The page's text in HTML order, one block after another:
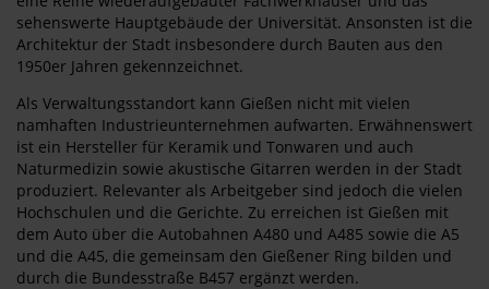
sehenswerte Hauptgebäude der Universität. Ansonsten ist die
Architektur der Stadt insbesondere durch Bauten aus den
1950er Jahren gekennzeichnet.
Als Verwaltungsstandort kann Gießen nicht mit vielen
namhaften Industrieunternehmen aufwarten. Erwähnenswert
ist ein Hersteller für Keramik und Tonwaren und auch
Naturmedizin sowie akustische Gitarren werden in der Stadt
produziert. Relevanter als Arbeitgeber sind jedoch die vielen
Hochschulen und die Gerichte. Zu erreichen ist Gießen mit
dem Auto über die Autobahnen A480 und A485 sowie die A5
und die A45, die gemeinsam den Gießener Ring bilden und
durch die Bundesstraße B457 ergänzt werden.